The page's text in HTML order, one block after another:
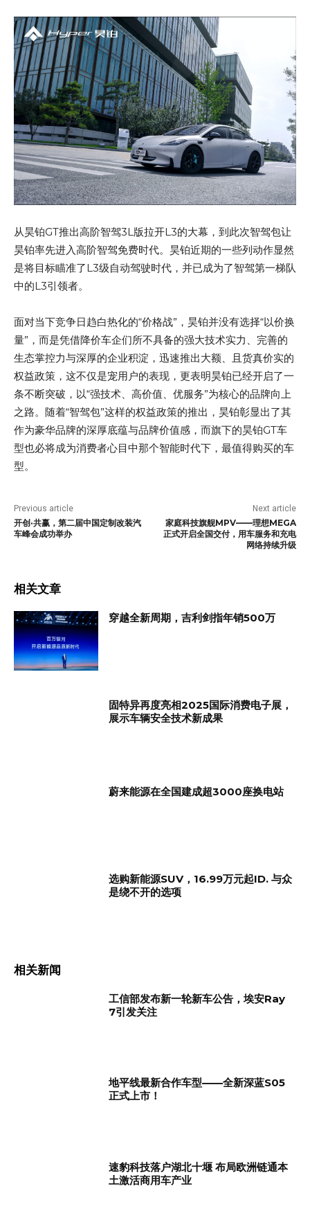
从昊铂GT推出高阶智驾3L版拉开L3的大幕，到此次智驾包让
昊铂率先进入高阶智驾免费时代。昊铂近期的一些列动作显然
是将目标瞄准了L3级自动驾驶时代，并已成为了智驾第一梯队
中的L3引领者。
面对当下竞争日趋白热化的“价格战”，昊铂并没有选择“以价换
量”，而是凭借降价车企们所不具备的强大技术实力、完善的
生态掌控力与深厚的企业积淀，迅速推出大额、且货真价实的
权益政策，这不仅是宠用户的表现，更表明昊铂已经开启了一
条不断突破，以“强技术、高价值、优服务”为核心的品牌向上
之路。随着“智驾包”这样的权益政策的推出，昊铂彰显出了其
作为豪华品牌的深厚底蕴与品牌价值感，而旗下的昊铂GT车
型也必将成为消费者心目中那个智能时代下，最值得购买的车
型。
Previous article
开创·共赢，第二届中国定制改装汽
车峰会成功举办
Next article
家庭科技旗舰MPV——理想MEGA
正式开启全国交付，用车服务和充电
网络持续升级
相关文章
穿越全新周期，吉利剑指年销500万
固特异再度亮相2025国际消费电子展，
展示车辆安全技术新成果
蔚来能源在全国建成超3000座换电站
选购新能源SUV，16.99万元起ID. 与众
是绕不开的选项
相关新闻
工信部发布新一轮新车公告，埃安Ray
7引发关注
地平线最新合作车型——全新深蓝S05
正式上市！
速豹科技落户湖北十堰 布局欧洲链通本
土激活商用车产业